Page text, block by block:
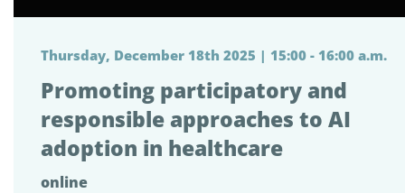
Thursday, December 18th 2025 | 15:00 - 16:00 a.m.
Promoting participatory and
responsible approaches to AI
adoption in healthcare
online